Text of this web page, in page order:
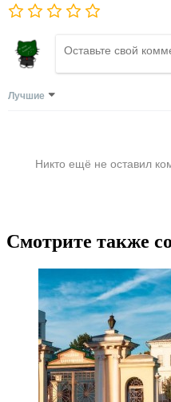
Лучшие
Никто ещё не оставил
Смотрите также